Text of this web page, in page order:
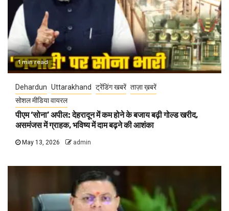
1 min read
Dehardun Uttarakhand ट्रेंडिंग खबरें ताज़ा ख़बरें
सोशल मीडिया वायरल
पीएम ‘सोना’ अपील: देहरादून में कम होने के बजाय बढ़ी गोल्ड खरीद,
असमंजस में ग्राहक, भविष्य में दाम बढ़ने की आशंका
May 13, 2026 admin